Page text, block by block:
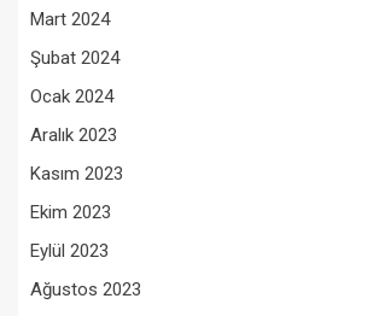
Mart 2024
Şubat 2024
Ocak 2024
Aralık 2023
Kasım 2023
Ekim 2023
Eylül 2023
Ağustos 2023